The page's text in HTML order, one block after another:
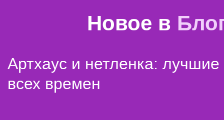
Новое в
Артхаус и нетленка:
всех времен